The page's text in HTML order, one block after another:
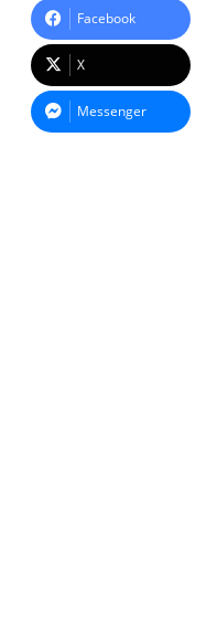
a
n
e
m
a
i
Facebook
X
Messenger